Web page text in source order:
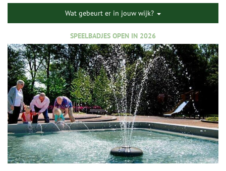
Wat gebeurt er in jouw wijk?
SPEELBADJES OPEN IN 2026